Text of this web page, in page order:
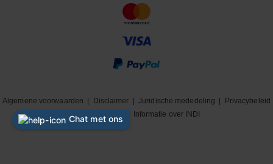
Algemene voorwaarden Disclaimer |Juridische mededeling
Privacybeleid
|
Cookiebeleid Informatie over INDI